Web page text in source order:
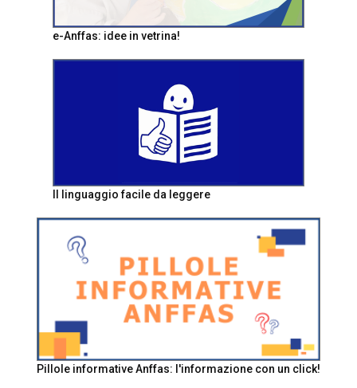
e-Anffas: idee in vetrina!
Il linguaggio facile da leggere
Pillole informative Anffas: l'informazione con un click!